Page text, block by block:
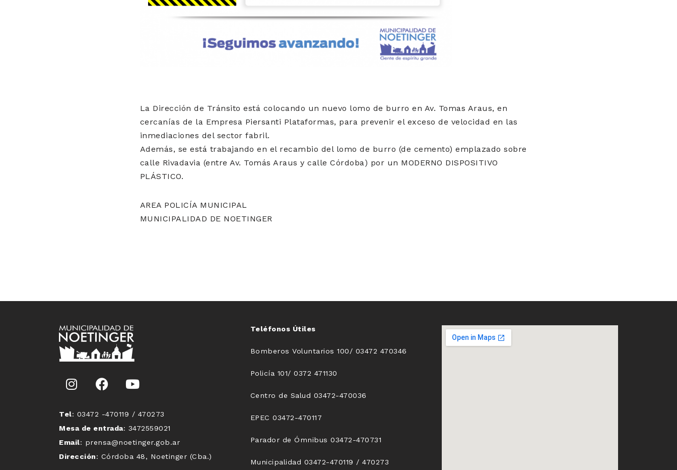
La Dirección de Tránsito está colocando un nuevo lomo de burro en Av. Tomas Araus, en
cercanías de la Empresa Piersanti Plataformas, para prevenir el exceso de velocidad en las
inmediaciones del sector fabril.
Además, se está trabajando en el recambio del lomo de burro (de cemento) emplazado sobre
calle Rivadavia (entre Av. Tomás Araus y calle Córdoba) por un MODERNO DISPOSITIVO
PLÁSTICO.
AREA POLICÍA MUNICIPAL
MUNICIPALIDAD DE NOETINGER
Tel: 03472 -470119 / 470273
Mesa de entrada: 3472559021
Email: prensa@noetinger.gob.ar
Dirección: Córdoba 48, Noetinger (Cba.)
Teléfonos Útiles
Bomberos Voluntarios 100/ 03472 470346
Policía 101/ 0372 471130
Centro de Salud 03472-470036
EPEC 03472-470117
Parador de Ómnibus 03472-470731
Municipalidad 03472-470119 / 470273